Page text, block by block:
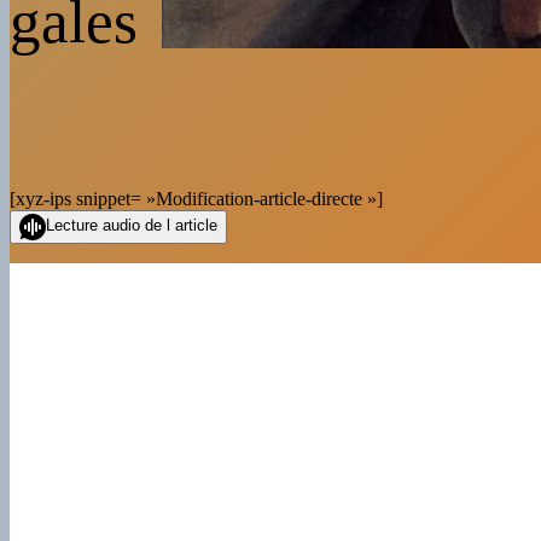
gales
[xyz-ips snippet= »Modification-article-directe »]
Lecture audio de l article